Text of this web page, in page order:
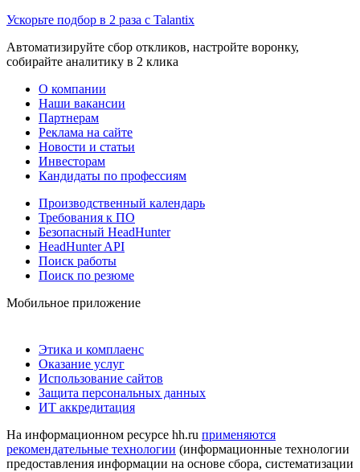
Ускорьте подбор в 2 раза с Talantix
Автоматизируйте сбор откликов, настройте воронку,
собирайте аналитику в 2 клика
О компании
Наши вакансии
Партнерам
Реклама на сайте
Новости и статьи
Инвесторам
Кандидаты по профессиям
Производственный календарь
Требования к ПО
Безопасный HeadHunter
HeadHunter API
Поиск работы
Поиск по резюме
Мобильное приложение
Этика и комплаенс
Оказание услуг
Использование сайтов
Защита персональных данных
ИТ аккредитация
На информационном ресурсе hh.ru применяются
рекомендательные технологии (информационные технологии
предоставления информации на основе сбора, систематизации